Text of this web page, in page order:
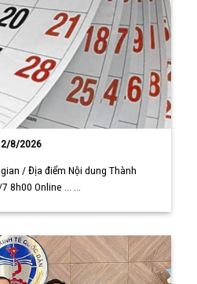
2/8/2026
/ Địa điểm Nội dung Thành
8h00 Online ... ...